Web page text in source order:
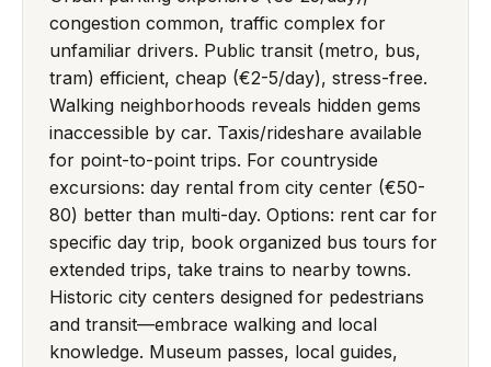
congestion common, traffic complex for
unfamiliar drivers. Public transit (metro, bus,
tram) efficient, cheap (€2-5/day), stress-free.
Walking neighborhoods reveals hidden gems
inaccessible by car. Taxis/rideshare available
for point-to-point trips. For countryside
excursions: day rental from city center (€50-
80) better than multi-day. Options: rent car for
specific day trip, book organized bus tours for
extended trips, take trains to nearby towns.
Historic city centers designed for pedestrians
and transit—embrace walking and local
knowledge. Museum passes, local guides,